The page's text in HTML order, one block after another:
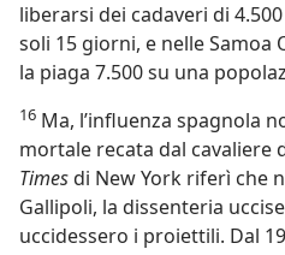
liberarsi dei cadaveri di
soli 15 giorni, e nelle
la piaga 7.500 su una
16 Ma, l’influenza spagnola
mortale recata dal cavaliere
Timesdi New York riferì che
Gallipoli, la dissenteria
uccidessero i proiettili. Dal